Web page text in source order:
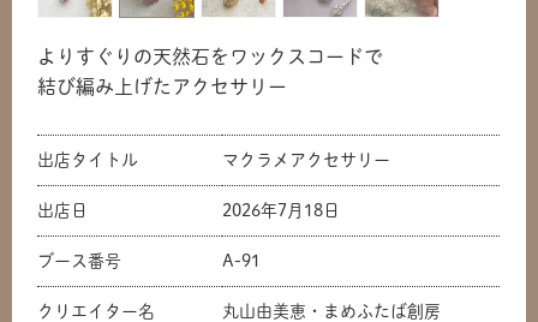
よりすぐりの天然石をワックスコードで
結び編み上げたアクセサリー
出店タイトル マクラメアクセサリー
出店日 2026年7月18日
ブース番号 A-91
クリエイター名 丸山由美恵・まめふたば創房